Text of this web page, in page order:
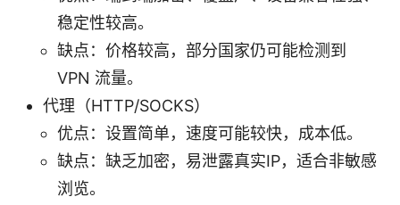
稳定性较高。
缺点：价格较高，部分国家仍可能检测到
VPN 流量。
代理（HTTP/SOCKS）
优点：设置简单，速度可能较快，成本低。
缺点：缺乏加密，易泄露真实IP，适合非敏感
浏览。